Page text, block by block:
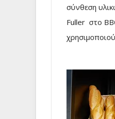
σύνθεση
Fuller στο